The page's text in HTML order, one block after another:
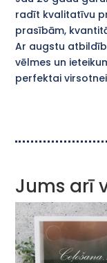
radīt kvalitatīvu
prasībām,
Ar augstu
vēlmes un
perfektai
Jums arī